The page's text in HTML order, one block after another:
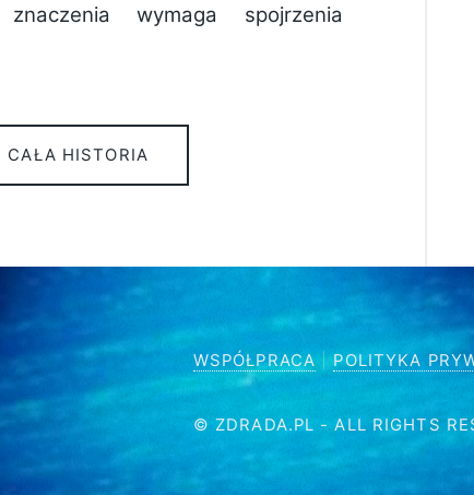
wymaga spojrzenia
CAŁA HISTORIA
WSPÓŁPRACA | POLITYKA
© ZDRADA.PL - ALL RIGHTS